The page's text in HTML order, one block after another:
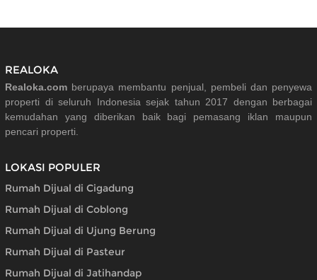
REALOKA
Realoka.com berupaya membantu penjual, pembeli dan penyewa
properti di seluruh Indonesia sejak tahun 2017 dengan berbagai
kemudahan yang diberikan baik bagi pemasang iklan maupun
pencari properti.
LOKASI POPULER
Rumah Dijual di Cigadung
Rumah Dijual di Coblong
Rumah Dijual di Ujung Berung
Rumah Dijual di Pasteur
Rumah Dijual di Jatihandap